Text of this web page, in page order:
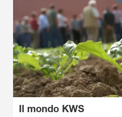
Il mondo KWS